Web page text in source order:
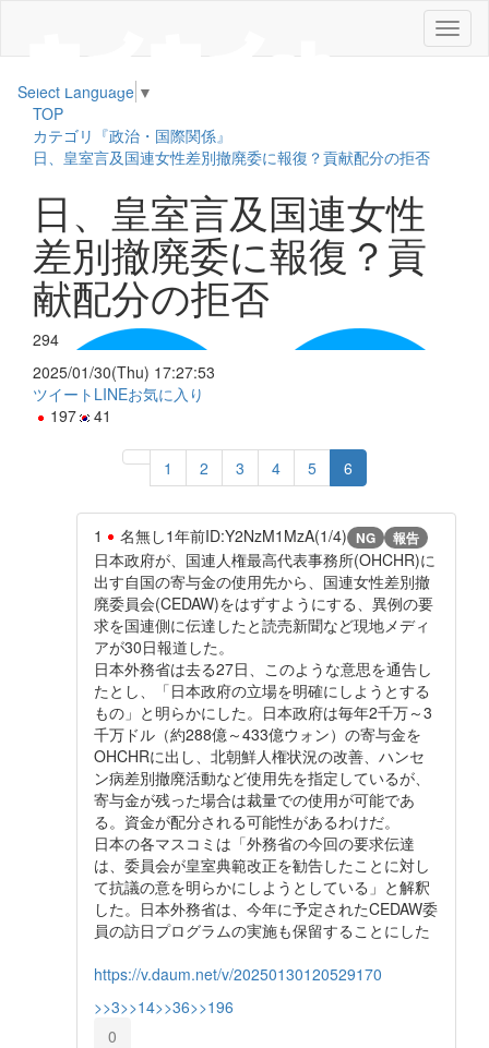
メ
ニ
Select Language ▼
TOP
カテゴリ『政治・国際関係』
日、皇室言及国連女性差別撤廃委に報復？貢献配分の拒否
日、皇室言及国連女性
差別撤廃委に報復？貢
献配分の拒否
294
2025/01/30(Thu) 17:27:53
ツイート LINEお気に入り
197
41
1 2 3 4 5 6
1 名無し1年前ID:Y2NzM1MzA(1/4) NG 報告
日本政府が、国連人権最高代表事務所(OHCHR)に
出す自国の寄与金の使用先から、国連女性差別撤
廃委員会(CEDAW)をはずすようにする、異例の要
求を国連側に伝達したと読売新聞など現地メディ
アが30日報道した。
日本外務省は去る27日、このような意思を通告し
たとし、「日本政府の立場を明確にしようとする
もの」と明らかにした。日本政府は毎年2千万～3
千万ドル（約288億～433億ウォン）の寄与金を
OHCHRに出し、北朝鮮人権状況の改善、ハンセ
ン病差別撤廃活動など使用先を指定しているが、
寄与金が残った場合は裁量での使用が可能であ
る。資金が配分される可能性があるわけだ。
日本の各マスコミは「外務省の今回の要求伝達
は、委員会が皇室典範改正を勧告したことに対し
て抗議の意を明らかにしようとしている」と解釈
した。日本外務省は、今年に予定されたCEDAW委
員の訪日プログラムの実施も保留することにした
https://v.daum.net/v/20250130120529170
>>3>>14>>36>>196
0